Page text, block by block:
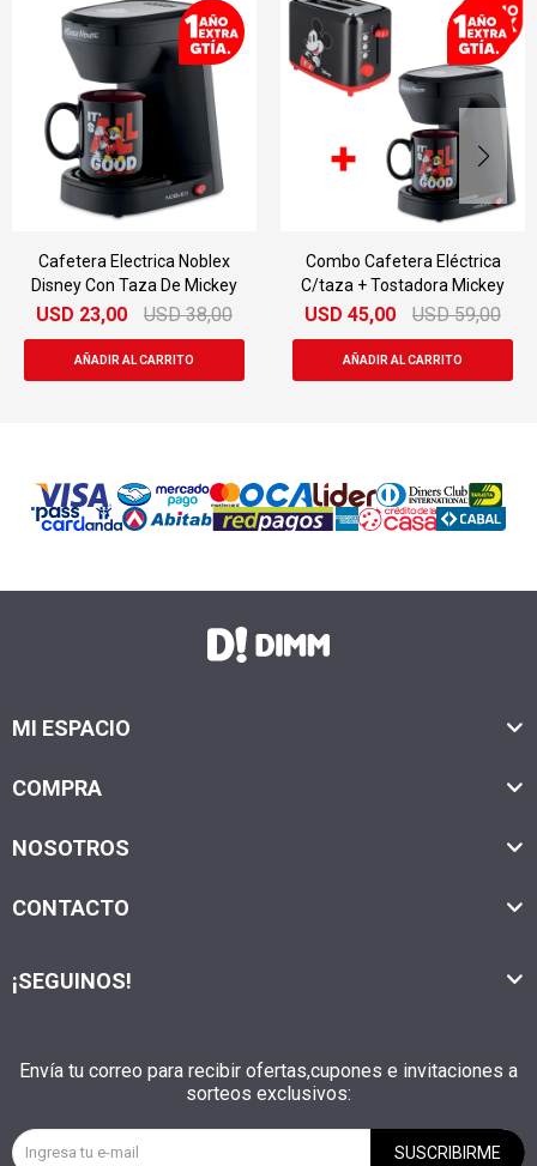
Cafetera Electrica Noblex
Disney Con Taza De Mickey
USD 23,00 USD 38,00
Combo Cafetera Eléctrica
C/taza + Tostadora Mickey
USD 45,00 USD 59,00
MI ESPACIO
COMPRA
NOSOTROS
CONTACTO
Envía tu correo para recibir ofertas,cupones e invitaciones a
sorteos exclusivos:
SUSCRIBIRME
¡SEGUINOS!